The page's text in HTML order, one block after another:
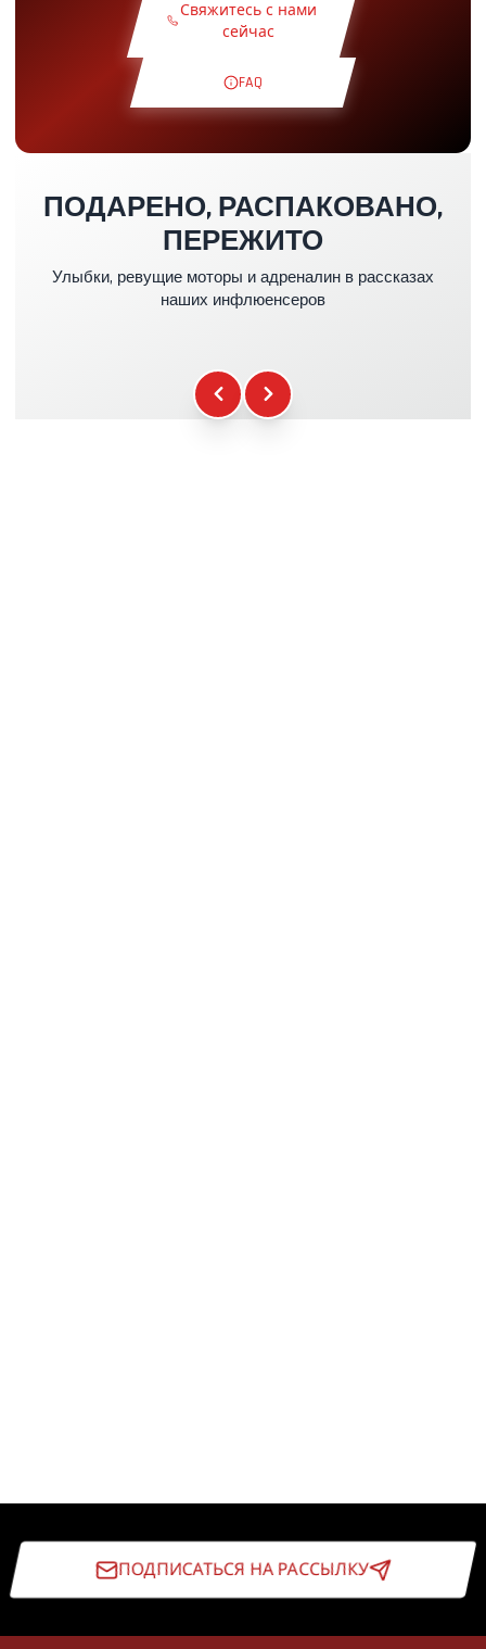
Ознакомительный Круг
Эксклюзивная Трасса
Пилот Инструктор +49.00€
Страховка Kasko & RC +39.00€
Топливо +16.00€
Сертификат Участия +5.00€
Свяжитесь с нами
сейчас
FAQ
ПОДАРЕНО, РАСПАКОВАНО,
ПЕРЕЖИТО
Улыбки, ревущие моторы и адреналин в рассказах
наших инфлюенсеров
ПОДПИСАТЬСЯ НА РАССЫЛКУ